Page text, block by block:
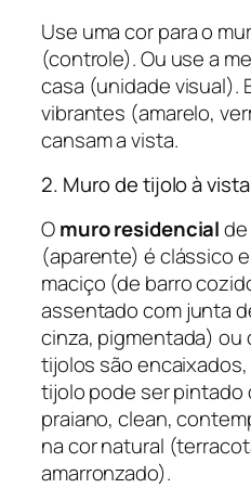
Use uma cor para o
(controle). Ou use a
casa (unidade visual).
vibrantes (amarelo,
cansam a vista.
2. Muro de tijolo à vista
Omuro residencial
(aparente) é clássico
maciço (de barro
assentado com junta
cinza, pigmentada) ou
tijolos são
tijolo pode ser pintado
praiano, clean,
na cor natural
amarronzado).